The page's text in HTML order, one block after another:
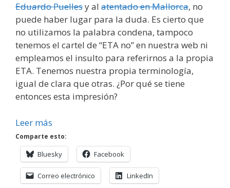
Eduardo Puellesy al atentado en Mallorca, no
puede haber lugar para la duda. Es cierto que
no utilizamos la palabra condena, tampoco
tenemos el cartel de “ETA no” en nuestra web ni
empleamos el insulto para referirnos a la propia
ETA. Tenemos nuestra propia terminología,
igual de clara que otras. ¿Por qué se tiene
entonces esta impresión?
Leer más
Comparte esto:
Bluesky Facebook
Correo electrónico LinkedIn